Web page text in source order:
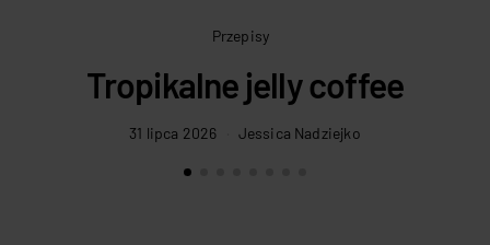
Przepisy
Tropikalne jelly coffee
31 lipca 2026 Jessica Nadziejko